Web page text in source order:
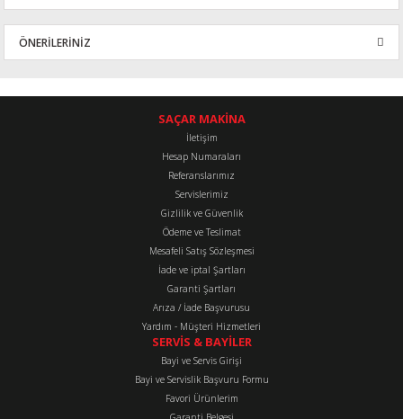
Bu ürüne ilk yorumu siz yapın!
ÖNERİLERİNİZ
konularda yetersiz gördüğünüz noktaları öneri formunu kullanarak
Görüş ve önerileriniz için teşekkür ederiz.
Ürün resmi kalitesiz, bozuk veya görüntülenemiyor.
Ürün bilgilerinde hatalar bulunuyor.
Ürün fiyatı diğer sitelerden daha pahalı.
Bu ürüne benzer farklı alternatifler olmalı.
Gönder
SAÇAR MAKİNA
İletişim
Hesap Numaraları
Referanslarımız
Servislerimiz
Gizlilik ve Güvenlik
Ödeme ve Teslimat
Mesafeli Satış Sözleşmesi
İade ve iptal Şartları
Garanti Şartları
Arıza / İade Başvurusu
Yardım - Müşteri Hizmetleri
SERVİS & BAYİLER
Bayi ve Servis Girişi
Bayi ve Servislik Başvuru Formu
Favori Ürünlerim